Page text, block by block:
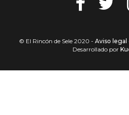
© El Rincón de Sele 2020 - Aviso legal
Desarrollado por